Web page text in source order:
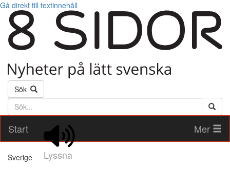
Gå direkt till textinnehåll
Sök
Söktext
Start
Lyssna
Mer
Sverige